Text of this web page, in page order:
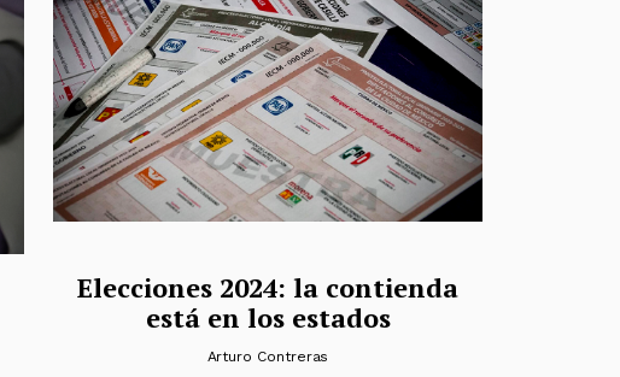
Elecciones 2024: la contienda
está en los estados
Arturo Contreras